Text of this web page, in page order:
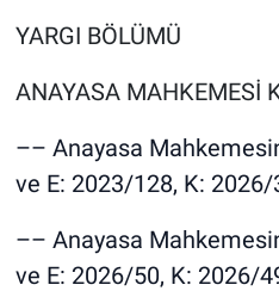
YARGI BÖLÜMÜ
ANAYASA MAHKEMESİ
–– Anayasa
ve E: 2023/128, K: 2026/
–– Anayasa
ve E: 2026/50, K: 2026/